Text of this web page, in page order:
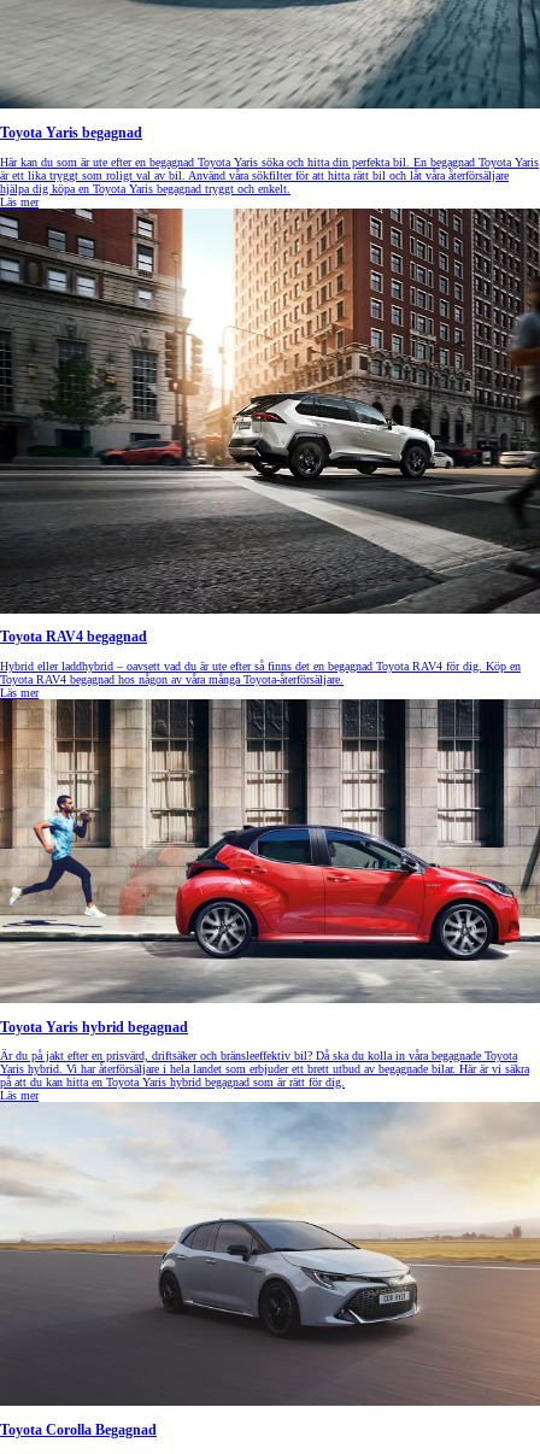
Toyota Yaris begagnad
Här kan du som är ute efter en begagnad Toyota Yaris söka och hitta din perfekta bil. En begagnad Toyota Yaris
är ett lika tryggt som roligt val av bil. Använd våra sökfilter för att hitta rätt bil och låt våra återförsäljare
hjälpa dig köpa en Toyota Yaris begagnad tryggt och enkelt.
Läs mer
Toyota RAV4 begagnad
Hybrid eller laddhybrid – oavsett vad du är ute efter så finns det en begagnad Toyota RAV4 för dig. Köp en
Toyota RAV4 begagnad hos någon av våra många Toyota-återförsäljare.
Läs mer
Toyota Yaris hybrid begagnad
Är du på jakt efter en prisvärd, driftsäker och bränsleeffektiv bil? Då ska du kolla in våra begagnade Toyota
Yaris hybrid. Vi har återförsäljare i hela landet som erbjuder ett brett utbud av begagnade bilar. Här är vi säkra
på att du kan hitta en Toyota Yaris hybrid begagnad som är rätt för dig.
Läs mer
Toyota Corolla Begagnad